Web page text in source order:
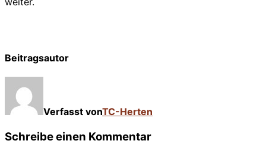
Beitragsautor
Verfasst vonTC-Herten
Schreibe einen Kommentar